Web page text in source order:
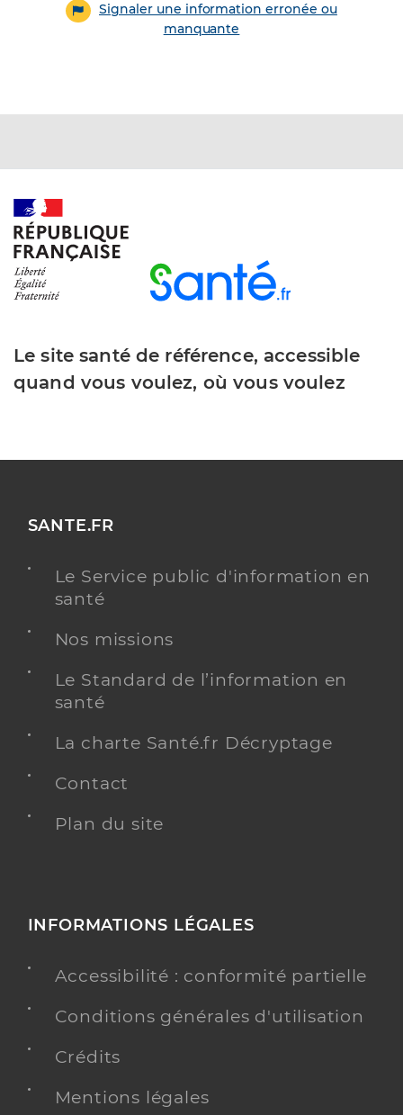
Signaler une information erronée ou
manquante
Le site santé de référence, accessible
quand vous voulez, où vous voulez
SANTE.FR
Le Service public d'information en
santé
Nos missions
Le Standard de l’information en
santé
La charte Santé.fr Décryptage
Contact
Plan du site
INFORMATIONS LÉGALES
Accessibilité : conformité partielle
Conditions générales d'utilisation
Crédits
Mentions légales